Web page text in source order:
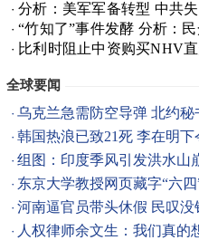
分析：美军军备转型 中共
“竹知了”事件发酵 分析：
比利时阻止中资购买NHV
全球要闻
乌克兰急需防空导弹 北约秘
韩国热浪已致21死 李在明
组图：印度季风引发洪水山
东京大学教授网页藏字“六
河南逼官员带头休假 民叹没
人权律师余文生：我们真的